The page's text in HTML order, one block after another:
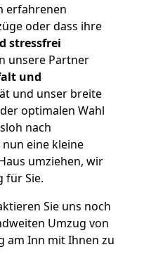
erfahrenen
oder dass ihre
stressfrei
unsere Partner
und
und unser breite
optimalen Wahl
nach
eine kleine
umziehen, wir
für Sie.
Sie uns noch
Umzug von
am Inn mit Ihnen zu